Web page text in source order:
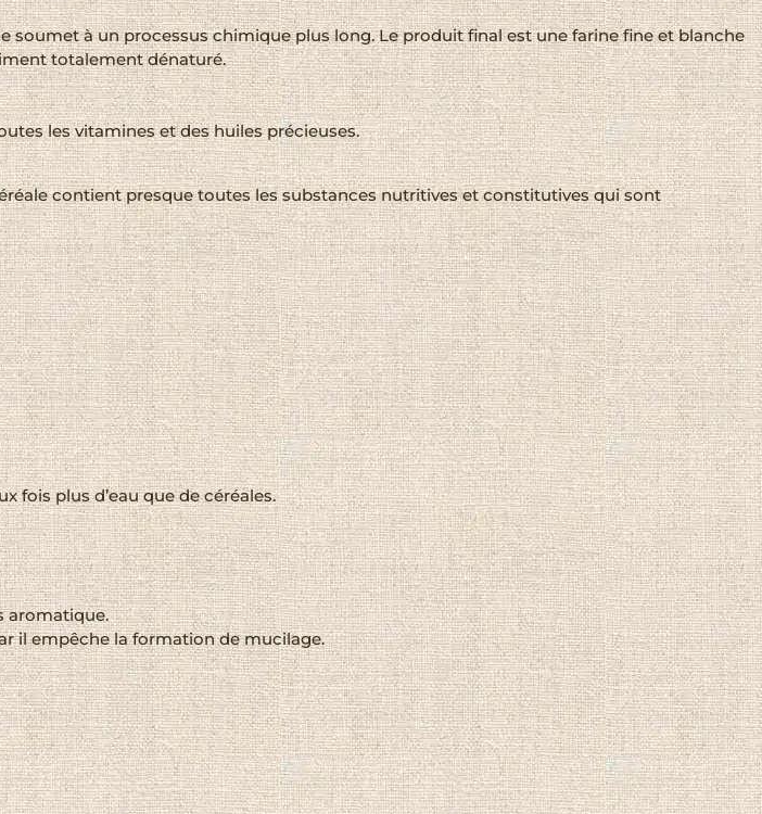
soumet à un processus chimique plus long. Le produit final est une farine fine et blanche
totalement dénaturé.
les vitamines et des huiles précieuses.
contient presque toutes les substances nutritives et constitutives qui sont
fois plus d’eau que de céréales.
aromatique.
il empêche la formation de mucilage.